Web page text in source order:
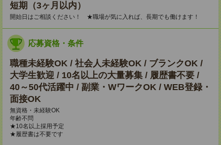
短期（3ヶ月以内）
開始日はご相談ください！ ★職場が気に入れば、長期でも働けます！
応募資格・条件
職種未経験OK / 社会人未経験OK / ブランクOK /
大学生歓迎 / 10名以上の大量募集 / 履歴書不要 /
40～50代活躍中 / 副業・WワークOK / WEB登録・
面接OK
無資格・未経験OK
年齢不問
★10名以上採用予定
★履歴書は不要です